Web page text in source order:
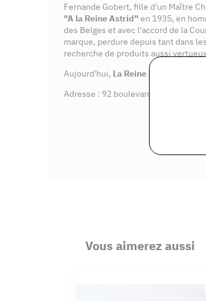
Fernande Gobert, fille d'un Maître
"A la Reine Astrid" en 1935, en
des Belges et avec l'accord de la
marque, perdure depuis tant dans
recherche de produits aussi
Aujourd'hui, La Reine Astrid
Adresse : 92 boulevard Aristide
Vous aimerez aussi